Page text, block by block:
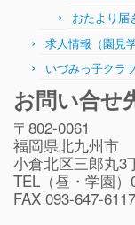
おたより届
求人情報（園見
いづみっ子クラ
お問い合せ
〒802-0061
福岡県北九州市
小倉北区三郎丸3
TEL（昼・学園）
FAX 093-647-6117